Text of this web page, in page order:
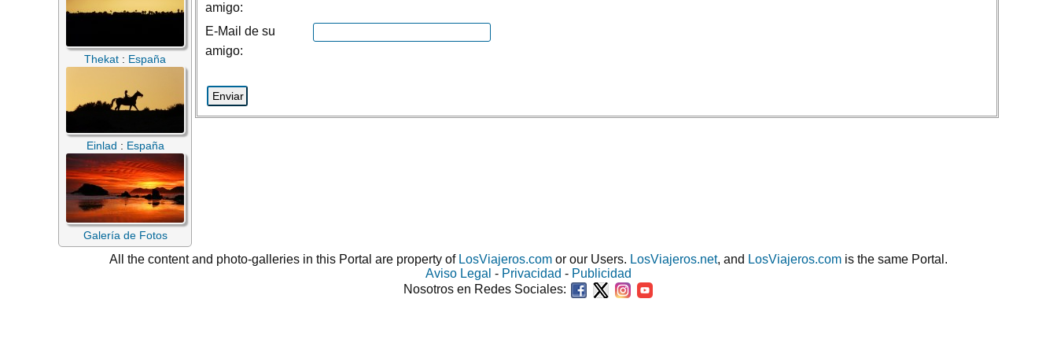
Thekat : España
Einlad : España
Galería de Fotos
amigo:
E-Mail de su
amigo:
All the content and photo-galleries in this Portal are property of LosViajeros.com or our Users. LosViajeros.net, and LosViajeros.com is the same Portal.
Aviso Legal - Privacidad - Publicidad
Nosotros en Redes Sociales: